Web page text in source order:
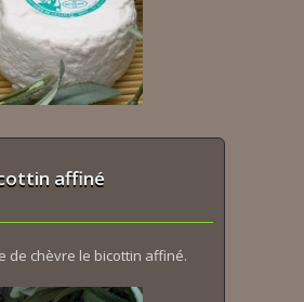
affiné
de chèvre le bicottin affiné.